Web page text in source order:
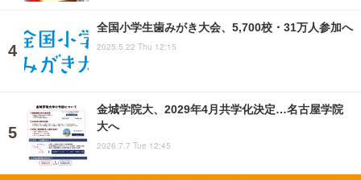
全国小学生歯みがき大会、5,700校・31万人参加へ
2025.5.22 Thu 12:15
金城学院大、2029年4月共学化決定…名古屋学院
大へ
2026.7.7 Tue 12:45